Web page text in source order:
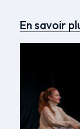
En savoir